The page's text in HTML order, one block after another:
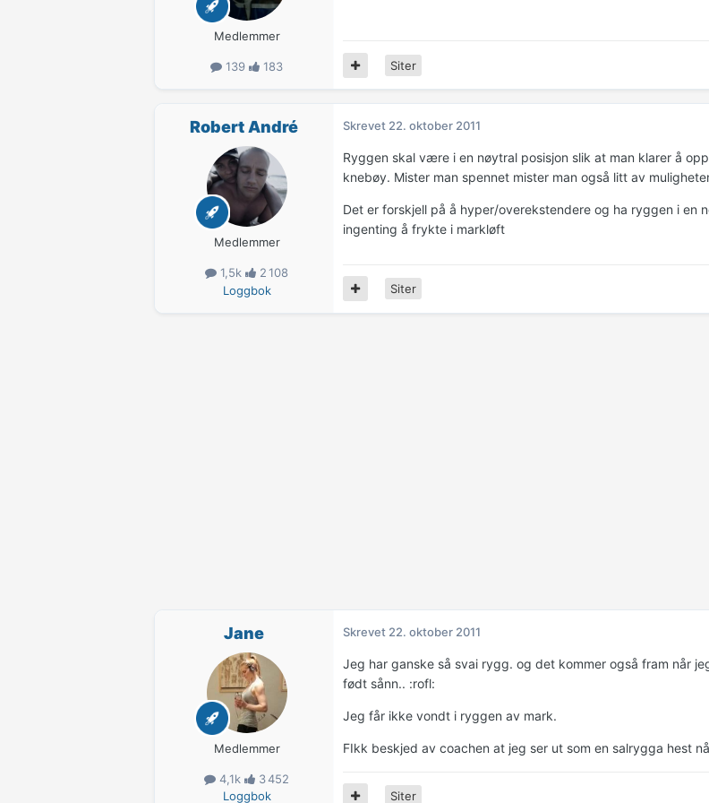
Medlemmer
139 183 Siter
Robert André
Medlemmer
1,5k
2 108
Loggbok
Skrevet 22. oktober 2011
Ryggen skal være i en nøytral posisjon slik at man klarer å
knebøy. Mister man spennet mister man også litt av
Det er forskjell på å hyper/overekstendere og ha ryggen i en
ingenting å frykte i markløft
Siter
Jane
Medlemmer
4,1k
3 452
Loggbok
Skrevet 22. oktober 2011
Jeg har ganske så svai rygg. og det kommer også fram når
født sånn.. :rofl:
Jeg får ikke vondt i ryggen av mark.
FIkk beskjed av coachen at jeg ser ut som en salrygga hest
Siter